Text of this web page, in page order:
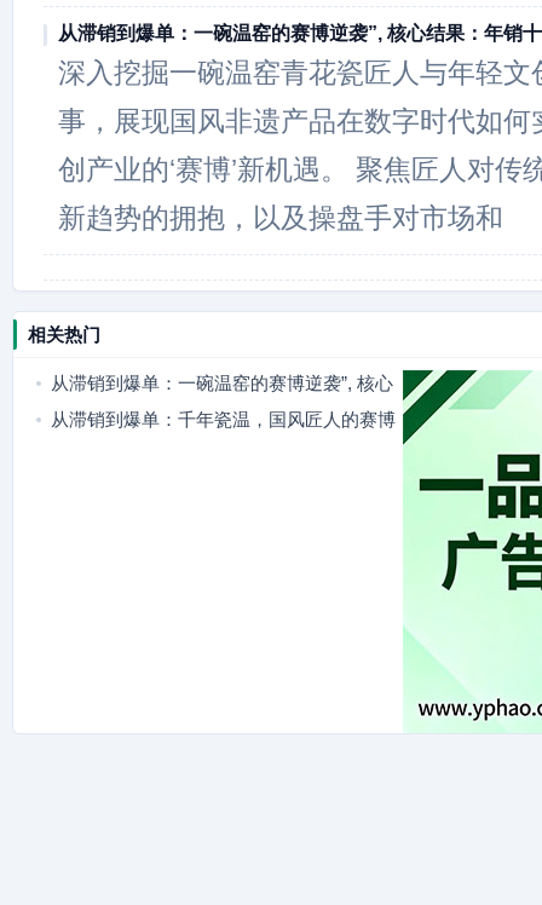
从滞销到爆单：一碗温窑的赛博逆袭”, 核心结果：年销
深入挖掘一碗温窑青花瓷匠人与年轻文
事，展现国风非遗产品在数字时代如何
创产业的‘赛博’新机遇。 聚焦匠人对传
新趋势的拥抱，以及操盘手对市场和
相关热门
从滞销到爆单：一碗温窑的赛博逆袭”, 核心
结果：年销十万
从滞销到爆单：千年瓷温，国风匠人的赛博